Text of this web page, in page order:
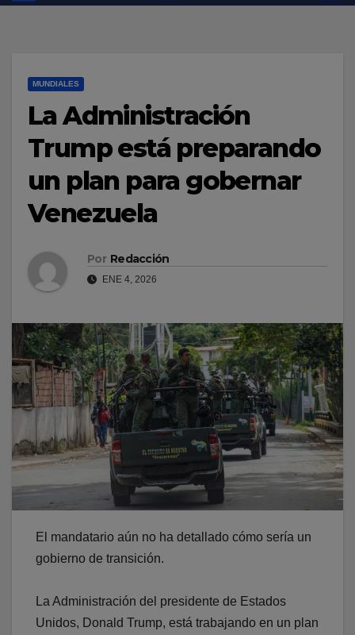
MUNDIALES
La Administración
Trump está preparando
un plan para gobernar
Venezuela
Por Redacción
ENE 4, 2026
El mandatario aún no ha detallado cómo sería un
gobierno de transición.
La Administración del presidente de Estados
Unidos, Donald Trump, está trabajando en un plan